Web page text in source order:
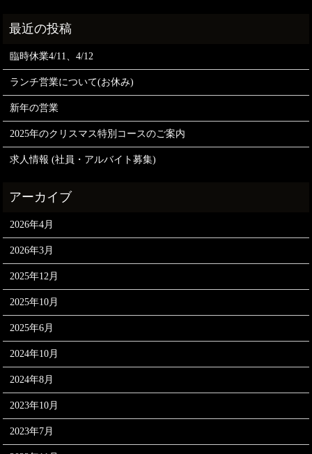
臨時休業4/11、4/12
ランチ営業について(お休み)
新年の営業
2025年のクリスマス特別コースのご案内
求人情報 (社員・アルバイト募集)
2026年4月
2026年3月
2025年12月
2025年10月
2025年6月
2024年10月
2024年8月
2023年10月
2023年7月